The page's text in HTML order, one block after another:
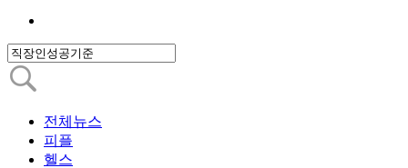
전체뉴스
피플
헬스